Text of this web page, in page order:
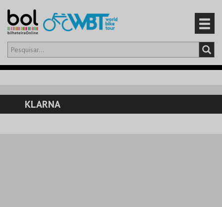
Olá,iniciar sessão
CARRINHO
EVENTOS
KLARNA